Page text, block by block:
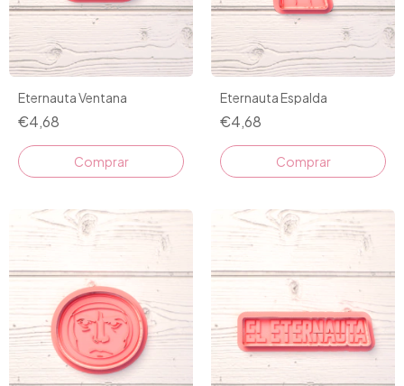
Eternauta Ventana
€4,68
Comprar
Eternauta Espalda
€4,68
Comprar